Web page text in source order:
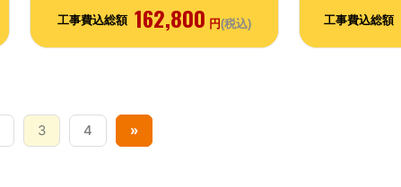
工事費込総額 162,800 円(税込) 工事費込総額
3 4 »